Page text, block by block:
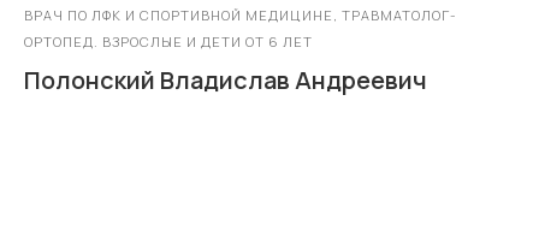
ВРАЧ ПО ЛФК И СПОРТИВНОЙ МЕДИЦИНЕ, ТРАВМАТОЛОГ-
ОРТОПЕД. ВЗРОСЛЫЕ И ДЕТИ ОТ 6 ЛЕТ
Полонский Владислав Андреевич